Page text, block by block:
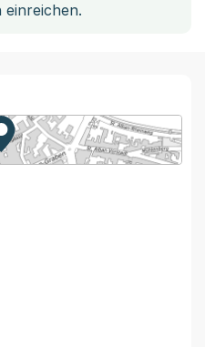
einreichen.
Zur Karte von MapBS.
Externer Link, wird in einem